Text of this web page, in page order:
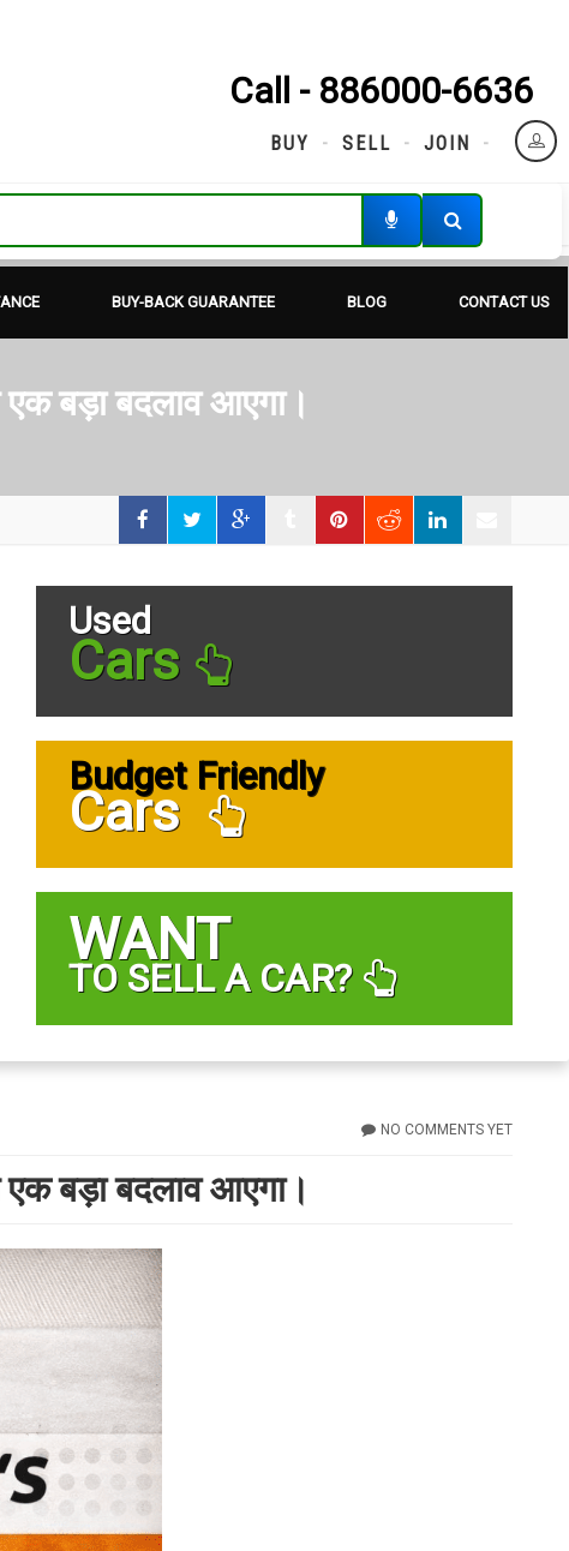
Call - 886000-6636
BUY SELL JOIN
BUY-BACK GUARANTEE BLOG CONTACT US
बड़ा बदलाव आएगा।
Used
Cars
Budget Friendly
Cars
WANT
TO SELL A CAR?
NO COMMENTS YET
बड़ा बदलाव आएगा।